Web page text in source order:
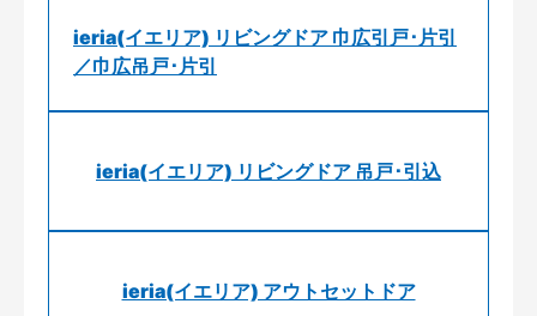
ieria(イエリア) リビングドア 巾広引戸･片引
／巾広吊戸･片引
ieria(イエリア) リビングドア 吊戸･引込
ieria(イエリア) アウトセットドア